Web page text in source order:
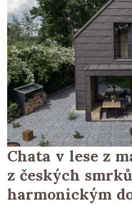
Chata v lese z
z českých
harmonickým